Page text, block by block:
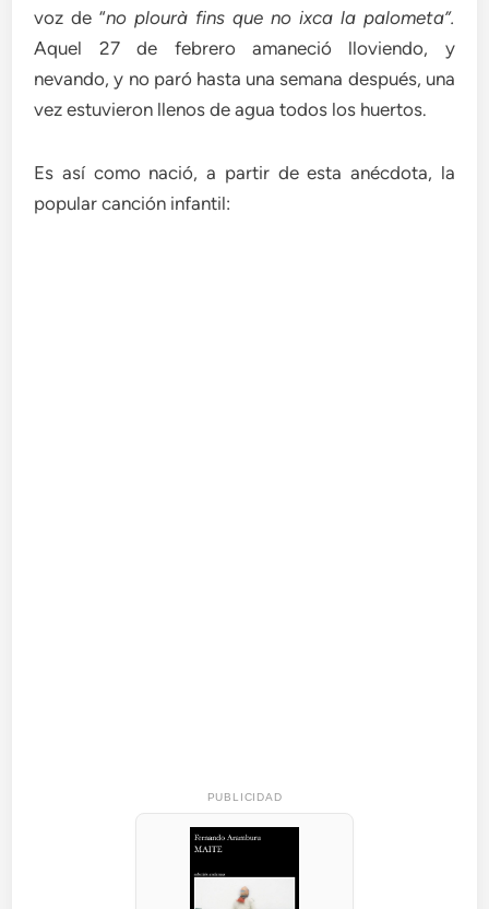
voz de “no plourà fins que no ixca la palometa”.
Aquel 27 de febrero amaneció lloviendo, y
nevando, y no paró hasta una semana después, una
vez estuvieron llenos de agua todos los huertos.
Es así como nació, a partir de esta anécdota, la
popular canción infantil:
PUBLICIDAD